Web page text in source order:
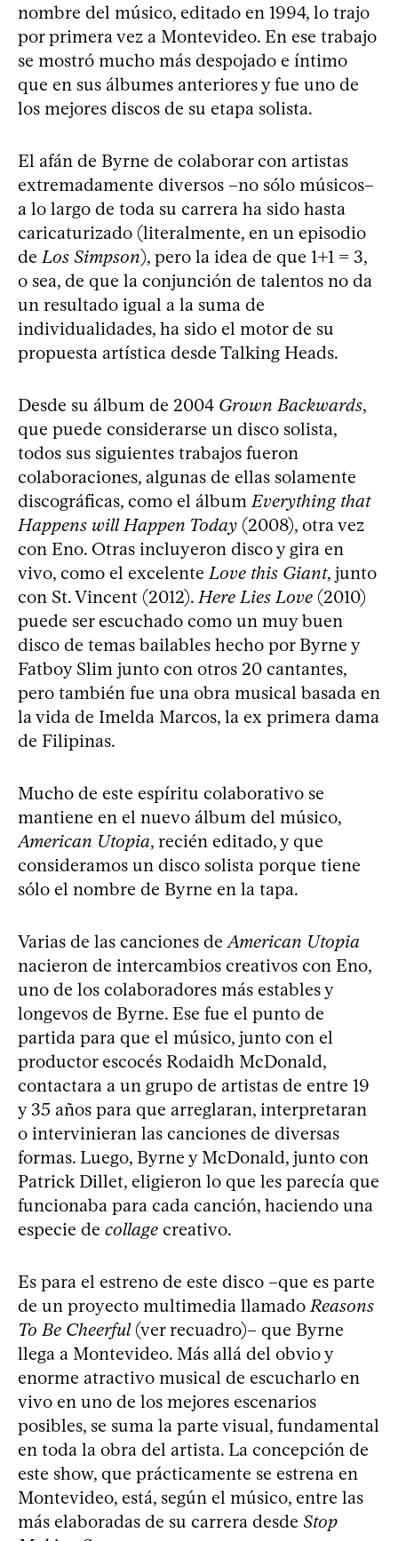
nombre del músico, editado en 1994, lo trajo
por primera vez a Montevideo. En ese trabajo
se mostró mucho más despojado e íntimo
que en sus álbumes anteriores y fue uno de
los mejores discos de su etapa solista.
El afán de Byrne de colaborar con artistas
extremadamente diversos –no sólo músicos–
a lo largo de toda su carrera ha sido hasta
caricaturizado (literalmente, en un episodio
de Los Simpson), pero la idea de que 1+1 = 3,
o sea, de que la conjunción de talentos no da
un resultado igual a la suma de
individualidades, ha sido el motor de su
propuesta artística desde Talking Heads.
Desde su álbum de 2004 Grown Backwards,
que puede considerarse un disco solista,
todos sus siguientes trabajos fueron
colaboraciones, algunas de ellas solamente
discográficas, como el álbum Everything that
Happens will Happen Today (2008), otra vez
con Eno. Otras incluyeron disco y gira en
vivo, como el excelente Love this Giant, junto
con St. Vincent (2012). Here Lies Love (2010)
puede ser escuchado como un muy buen
disco de temas bailables hecho por Byrne y
Fatboy Slim junto con otros 20 cantantes,
pero también fue una obra musical basada en
la vida de Imelda Marcos, la ex primera dama
de Filipinas.
Mucho de este espíritu colaborativo se
mantiene en el nuevo álbum del músico,
American Utopia, recién editado, y que
consideramos un disco solista porque tiene
sólo el nombre de Byrne en la tapa.
Varias de las canciones de American Utopia
nacieron de intercambios creativos con Eno,
uno de los colaboradores más estables y
longevos de Byrne. Ese fue el punto de
partida para que el músico, junto con el
productor escocés Rodaidh McDonald,
contactara a un grupo de artistas de entre 19
y 35 años para que arreglaran, interpretaran
o intervinieran las canciones de diversas
formas. Luego, Byrne y McDonald, junto con
Patrick Dillet, eligieron lo que les parecía que
funcionaba para cada canción, haciendo una
especie de collage creativo.
Es para el estreno de este disco –que es parte
de un proyecto multimedia llamado Reasons
To Be Cheerful(ver recuadro)– que Byrne
llega a Montevideo. Más allá del obvio y
enorme atractivo musical de escucharlo en
vivo en uno de los mejores escenarios
posibles, se suma la parte visual, fundamental
en toda la obra del artista. La concepción de
este show, que prácticamente se estrena en
Montevideo, está, según el músico, entre las
más elaboradas de su carrera desde Stop